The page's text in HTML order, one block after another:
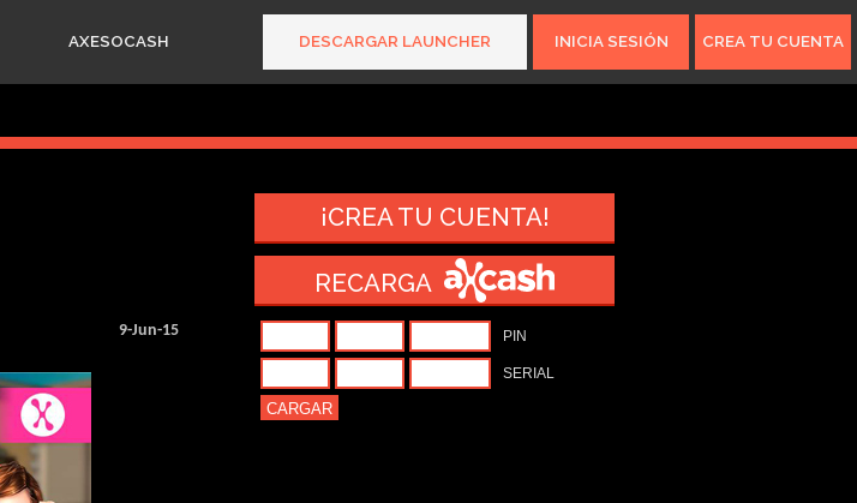
AXESOCASH DESCARGAR LAUNCHER INICIA SESIÓN CREA TU CUENTA
9-Jun-15
¡CREA TU CUENTA!
RECARGA